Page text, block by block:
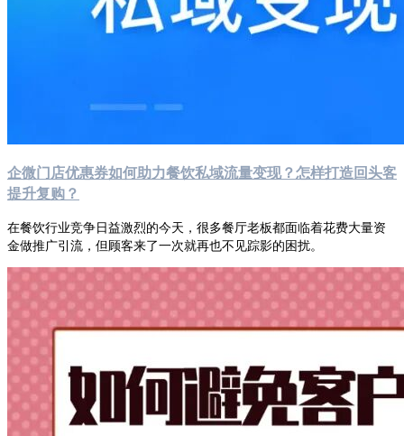
企微门店优惠券如何助力餐饮私域流量变现？怎样打造回头客
提升复购？
在餐饮行业竞争日益激烈的今天，很多餐厅老板都面临着花费大量资
金做推广引流，但顾客来了一次就再也不见踪影的困扰。